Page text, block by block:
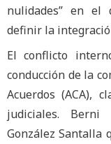
nulidades” en el
definir la
El conflicto
conducción de la
Acuerdos (ACA),
judiciales. Berni
González Santalla